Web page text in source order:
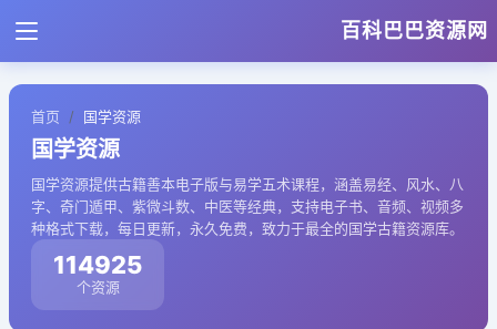
百科巴巴资源网
首页 国学资源
国学资源
国学资源提供古籍善本电子版与易学五术课程，涵盖易经、风水、八
字、奇门遁甲、紫微斗数、中医等经典，支持电子书、音频、视频多
种格式下载，每日更新，永久免费，致力于最全的国学古籍资源库。
114925
个资源